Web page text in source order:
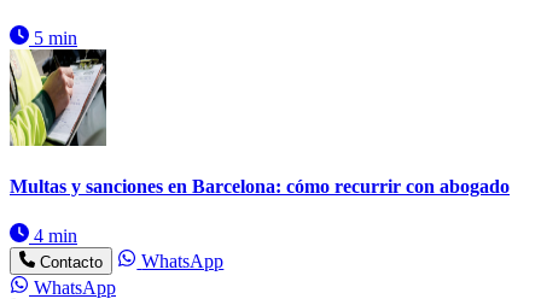
5 min
Multas y sanciones en Barcelona: cómo recurrir con abogado
4 min
Contacto
WhatsApp
WhatsApp